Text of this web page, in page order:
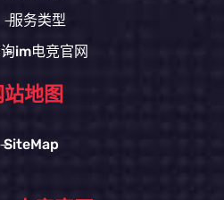
服务类型
im电竞官网
站地图
SiteMap